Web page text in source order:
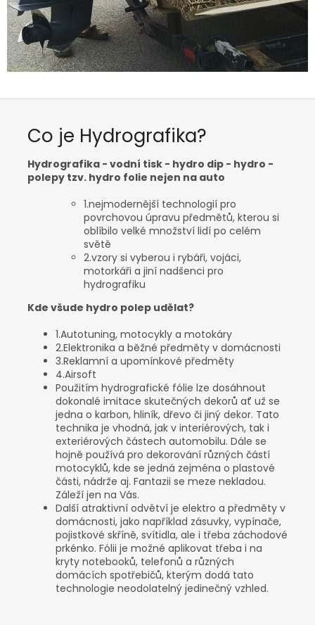
f
i
k
a
?
Co je Hydrografika?
Hydrografika - vodní tisk - hydro dip - hydro -
polepy tzv. hydro folie nejen na auto
1.nejmodernější technologií pro
povrchovou úpravu předmětů, kterou si
oblíbilo velké množství lidí po celém
světě
2.vzory si vyberou i rybáři, vojáci,
motorkáři a jiní nadšenci pro
hydrografiku
Kde všude hydro polep udělat?
1.Autotuning, motocykly a motokáry
2.Elektronika a běžné předměty v domácnosti
3.Reklamní a upomínkové předměty
4.Airsoft
Použitím hydrografické fólie lze dosáhnout
dokonalé imitace skutečných dekorů ať už se
jedna o karbon, hliník, dřevo či jiný dekor. Tato
technika je vhodná, jak v interiérových, tak i
exteriérových částech automobilu. Dále se
hojně používá pro dekorování různých částí
motocyklů, kde se jedná zejména o plastové
části, nádrže aj. Fantazii se meze nekladou.
Záleží jen na Vás.
Další atraktivní odvětví je elektro a předměty v
domácnosti, jako například zásuvky, vypínače,
pojistkové skříně, svítidla, ale i třeba záchodové
prkénko. Fólii je možné aplikovat třeba i na
kryty notebooků, telefonů a různých
domácích spotřebičů, kterým dodá tato
technologie neodolatelný jedinečný vzhled.